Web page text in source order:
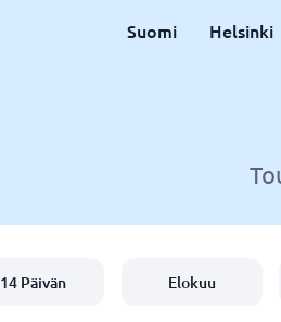
Suomi Helsinki
14 Päivän Elokuu